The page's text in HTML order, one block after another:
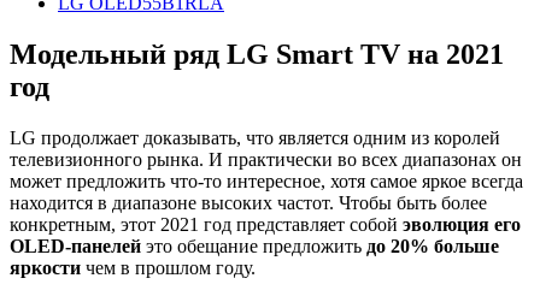
Модельный ряд LG Smart TV на 2021
год
LG продолжает доказывать, что является одним из королей
телевизионного рынка. И практически во всех диапазонах он
может предложить что-то интересное, хотя самое яркое всегда
находится в диапазоне высоких частот. Чтобы быть более
конкретным, этот 2021 год представляет собой эволюция его
OLED-панелей это обещание предложить до 20% больше
яркости чем в прошлом году.